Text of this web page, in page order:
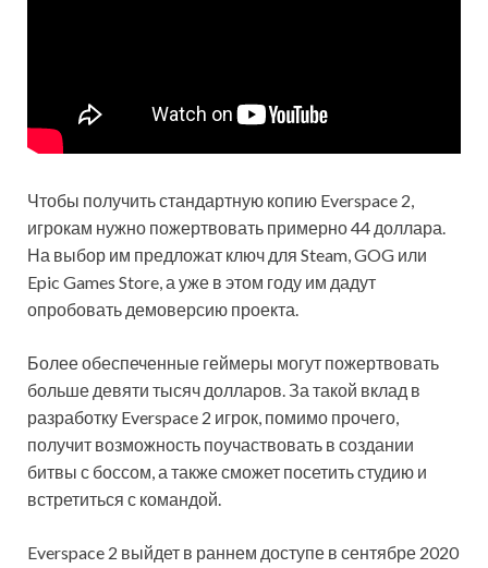
Чтобы получить стандартную копию Everspace 2,
игрокам нужно пожертвовать примерно 44 доллара.
На выбор им предложат ключ для Steam, GOG или
Epic Games Store, а уже в этом году им дадут
опробовать демоверсию проекта.
Более обеспеченные геймеры могут пожертвовать
больше девяти тысяч долларов. За такой вклад в
разработку Everspace 2 игрок, помимо прочего,
получит возможность поучаствовать в создании
битвы с боссом, а также сможет посетить студию и
встретиться с командой.
Everspace 2 выйдет в раннем доступе в сентябре 2020